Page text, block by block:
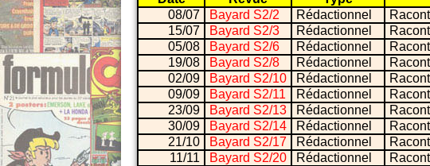
08/07
Bayard S2/2 Rédactionnel
15/07
Bayard S2/3 Rédactionnel
05/08
Bayard S2/6 Rédactionnel
19/08
Bayard S2/8 Rédactionnel
02/09
Bayard S2/10 Rédactionnel
09/09
Bayard S2/11 Rédactionnel
23/09
Bayard S2/13 Rédactionnel
30/09
Bayard S2/14 Rédactionnel
21/10
Bayard S2/17 Rédactionnel
11/11
Bayard S2/20 Rédactionnel